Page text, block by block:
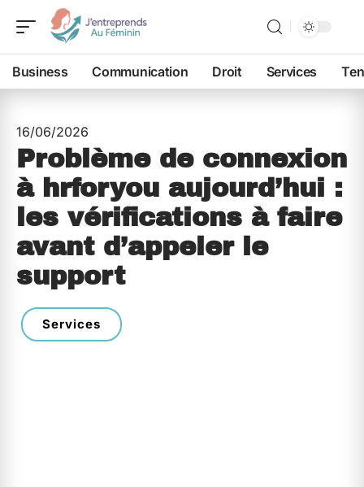
Business Communication Droit Services
16/06/2026
Problème de connexion
à hrforyou aujourd’hui :
les vérifications à faire
avant d’appeler le
support
Services